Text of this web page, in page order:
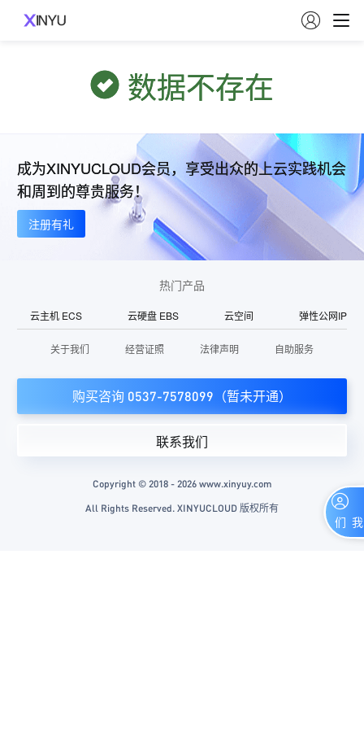

数据不存在
成为XINYUCLOUD会员，享受出众的上云实践机会
和周到的尊贵服务！
注册有礼
热门产品
云主机 ECS 云硬盘 EBS 云空间 弹性公网IP
关于我们 经营证照 法律声明 自助服务
购买咨询 0537-7578099（暂未开通）
联系我们
Copyright © 2018 - 2026 www.xinyuy.com
All Rights Reserved. XINYUCLOUD 版权所有
联系我们